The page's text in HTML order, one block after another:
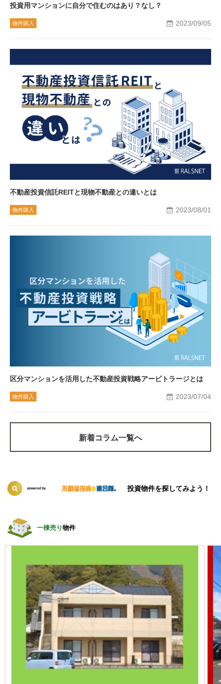
物件購入 2023/09/05
投資用マンションに自分で住むのはあり？なし？
物件購入 2023/08/01
不動産投資信託REITと現物不動産との違いとは
物件購入 2023/07/04
区分マンションを活用した不動産投資戦略アービトラージとは
新着コラム一覧へ
投資物件を探してみよう！
powered by
一棟売り物件